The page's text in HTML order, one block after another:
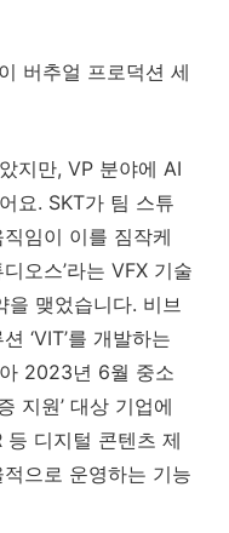
버추얼 프로덕션 세
지만, VP 분야에 AI
요. SKT가 팀 스튜
임이 이를 짐작케
오스’라는 VFX 기술
맺었습니다. 비브
‘VIT’를 개발하는
2023년 6월 중소
지원’ 대상 기업에
등 디지털 콘텐츠 제
으로 운영하는 기능